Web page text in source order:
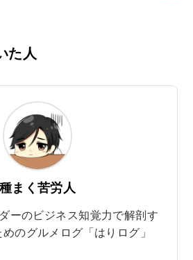
た人
種まく苦労人
ーのビジネス知覚力で解剖す
のグルメログ「はりログ」